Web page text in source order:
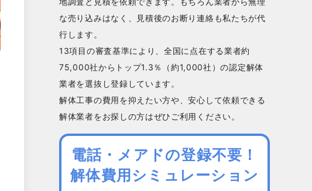
な売り込みはなく、見積後のお断り連絡も私たちが代
行します。
13項目の審査基準により、全国に点在する業者約
75,000社からトップ1.3％（約1,000社）の認定解体
業者を選抜し登録しています。
解体工事の費用を抑えたい方や、安心して依頼できる
解体業者をお探しの方はぜひご利用ください。
電話・メアドの登録不要！
解体費用シミュレーション